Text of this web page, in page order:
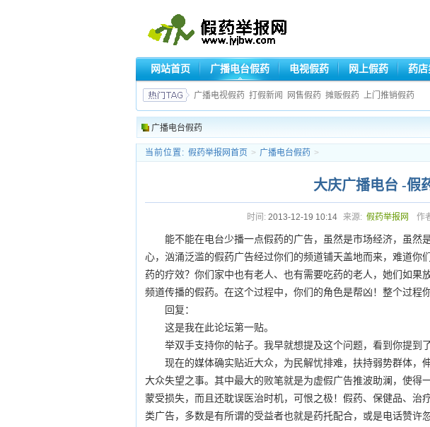
网站首页 广播电台假药 电视假药 网上假药 药店
广播电视假药 打假新闻 网售假药 摊贩假药 上门推销假药
广播电台假药
当前位置: 假药举报网首页 > 广播电台假药 >
大庆广播电台 -假
时间: 2013-12-19 10:14 来源: 假药举报网 作
能不能在电台少播一点假药的广告，虽然是市场经济，虽然
心，汹涌泛滥的假药广告经过你们的频道铺天盖地而来，难道你
药的疗效？你们家中也有老人、也有需要吃药的老人，她们如果
频道传播的假药。在这个过程中，你们的角色是帮凶！整个过程
回复：
这是我在此论坛第一贴。
举双手支持你的帖子。我早就想提及这个问题，看到你提到
现在的媒体确实贴近大众，为民解忧排难，扶持弱势群体，
大众失望之事。其中最大的败笔就是为虚假广告推波助澜，使得
蒙受损失，而且还耽误医治时机，可恨之极！假药、保健品、治
类广告，多数是有所谓的受益者也就是药托配合，或是电话赞许